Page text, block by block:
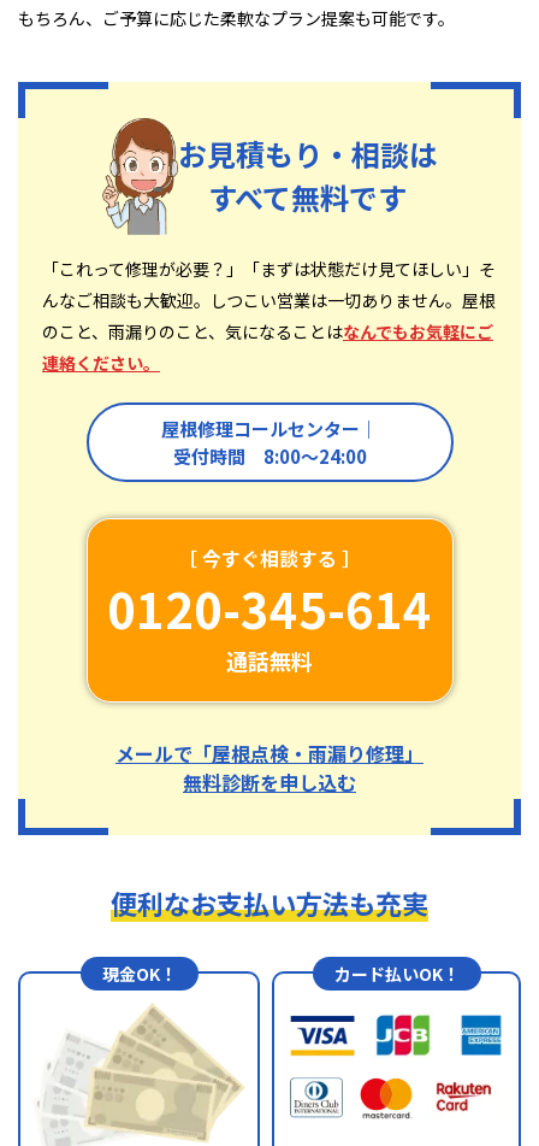
もちろん、ご予算に応じた柔軟なプラン提案も可能です。
お見積もり・相談は
すべて無料です
「これって修理が必要？」「まずは状態だけ見てほしい」そ
んなご相談も大歓迎。しつこい営業は一切ありません。屋根
のこと、雨漏りのこと、気になることはなんでもお気軽にご
連絡ください。
屋根修理コールセンター｜
受付時間 8:00〜24:00
［ 今すぐ相談する ］
0120-345-614
通話無料
メールで「屋根点検・雨漏り修理」
無料診断を申し込む
便利なお支払い方法も充実
現金OK！ カード払いOK！